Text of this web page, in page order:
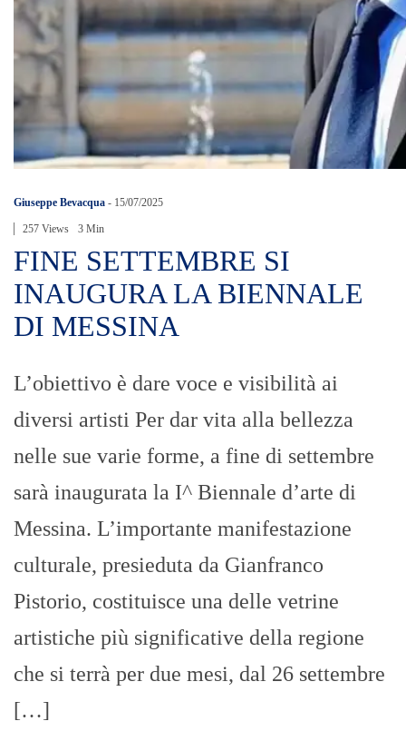
Giuseppe Bevacqua - 15/07/2025
257 Views 3 Min
FINE SETTEMBRE SI
INAUGURA LA BIENNALE
DI MESSINA
L’obiettivo è dare voce e visibilità ai
diversi artisti Per dar vita alla bellezza
nelle sue varie forme, a fine di settembre
sarà inaugurata la I^ Biennale d’arte di
Messina. L’importante manifestazione
culturale, presieduta da Gianfranco
Pistorio, costituisce una delle vetrine
artistiche più significative della regione
che si terrà per due mesi, dal 26 settembre
[…]